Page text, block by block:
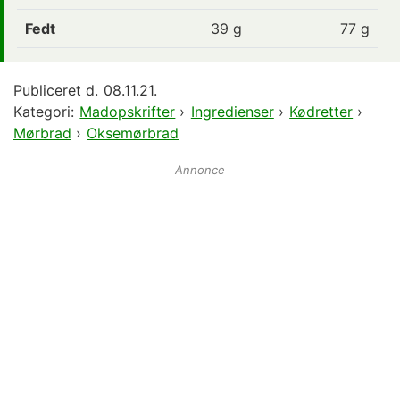
Fedt 39 g 77 g
Publiceret d. 08.11.21.
Kategori: Madopskrifter › Ingredienser› Kødretter ›
Mørbrad › Oksemørbrad
Annonce